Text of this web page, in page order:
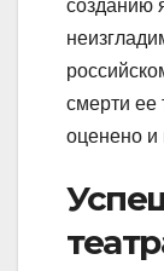
созданию
смерти ее
оценено и